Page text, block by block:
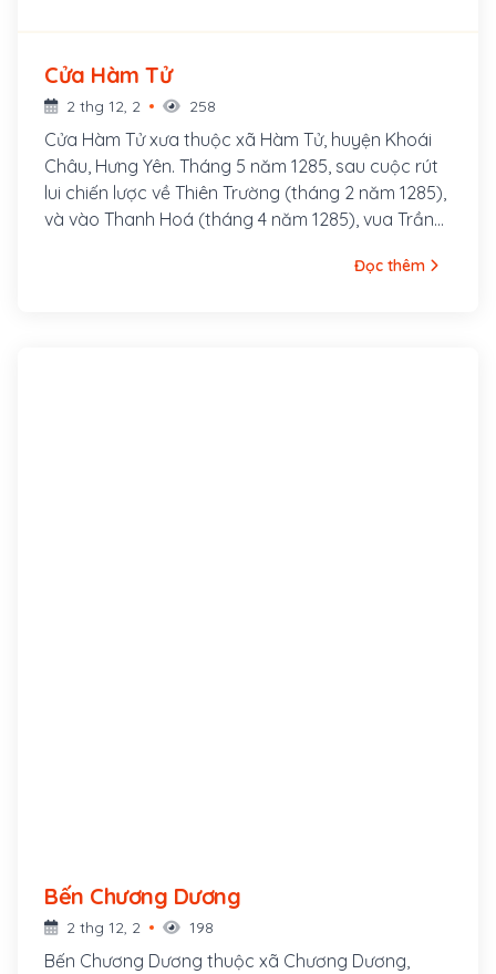
Cửa Hàm Tử
2 thg 12, 2 258
Cửa Hàm Tử xưa thuộc xã Hàm Tử, huyện Khoái
Châu, Hưng Yên. Tháng 5 năm 1285, sau cuộc rút
lui chiến lược về Thiên Trường (tháng 2 năm 1285),
và vào Thanh Hoá (tháng 4 năm 1285), vua Trần
quan trọng của quân Nguyên tại vùng Khoái
Đọc thêm
Bến Chương Dương
2 thg 12, 2 198
Bến Chương Dương thuộc xã Chương Dương,